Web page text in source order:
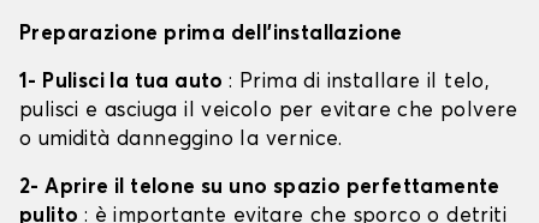
Preparazione prima dell'installazione
1- Pulisci la tua auto: Prima di installare il telo,
pulisci e asciuga il veicolo per evitare che polvere
o umidità danneggino la vernice.
2- Aprire il telone su uno spazio perfettamente
pulito : è importante evitare che sporco o detriti